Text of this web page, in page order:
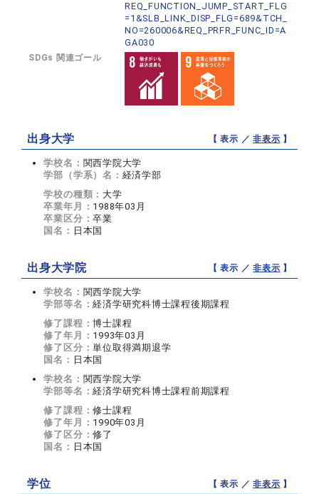
REQ_FUNCTION_JUMP_START_FLG
=1&SLB_LINK_DISP_FLG=689&TCH_
NO=260006&REQ_PRFR_FUNC_ID=A
GA030
SDGs 関連ゴール
出身大学 【 表示 ／非表示 】
学校名： 関西学院大学
学部（学系）名： 経済学部
学校の種類： 大学
卒業年月： 1988年03月
卒業区分：卒業
国名： 日本国
出身大学院 【 表示 ／非表示 】
学校名： 関西学院大学
学部等名：経済学研究科博士課程後期課程
修了課程：博士課程
修了年月： 1993年03月
修了区分：単位取得満期退学
国名： 日本国
学校名： 関西学院大学
学部等名：経済学研究科博士課程前期課程
修了課程：修士課程
修了年月： 1990年03月
修了区分：修了
国名： 日本国
学位 【 表示 ／非表示 】